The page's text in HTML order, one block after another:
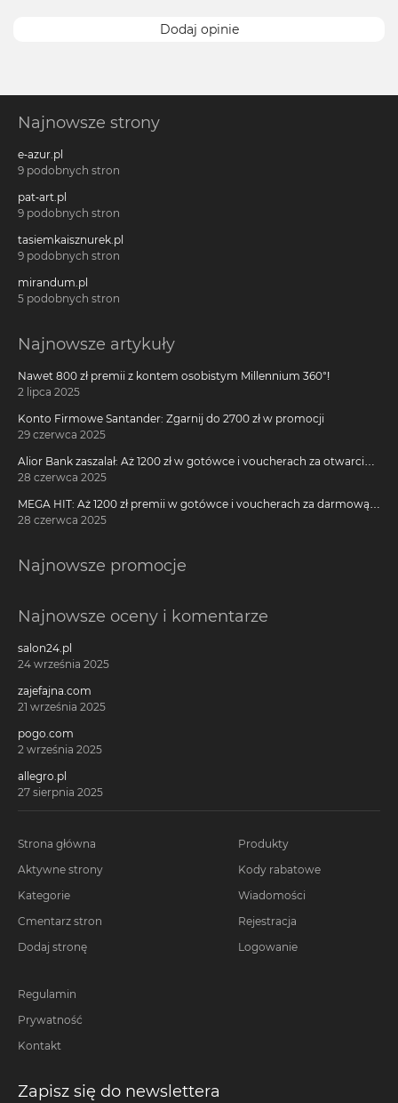
Dodaj opinie
Najnowsze strony
e-azur.pl
9 podobnych stron
pat-art.pl
9 podobnych stron
tasiemkaisznurek.pl
9 podobnych stron
mirandum.pl
5 podobnych stron
Najnowsze artykuły
Nawet 800 zł premii z kontem osobistym Millennium 360°!
2 lipca 2025
Konto Firmowe Santander: Zgarnij do 2700 zł w promocji
29 czerwca 2025
Alior Bank zaszalał: Aż 1200 zł w gotówce i voucherach za otwarcie
darmowego konta!
28 czerwca 2025
MEGA HIT: Aż 1200 zł premii w gotówce i voucherach za darmową
kartę kredytową Citi Simplicity
28 czerwca 2025
Najnowsze promocje
Najnowsze oceny i komentarze
salon24.pl
24 września 2025
zajefajna.com
21 września 2025
pogo.com
2 września 2025
allegro.pl
27 sierpnia 2025
Strona główna
Aktywne strony
Kategorie
Cmentarz stron
Dodaj stronę
Produkty
Kody rabatowe
Wiadomości
Rejestracja
Logowanie
Regulamin
Prywatność
Kontakt
Zapisz się do newslettera